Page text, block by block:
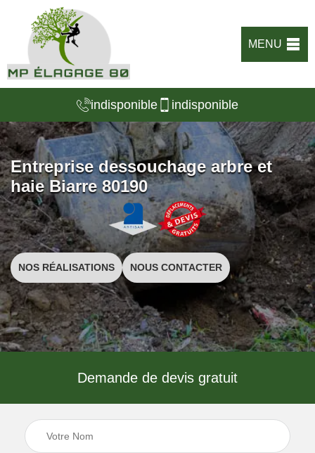
MENU
indisponible indisponible
Entreprise dessouchage arbre et
haie Biarre 80190
NOS RÉALISATIONS NOUS CONTACTER
Demande de devis gratuit